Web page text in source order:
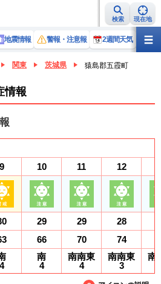
検索 現在地
地震情報 警報・注意報 2週間天気 ラ
関東 茨城県 猿島郡五霞町
情報
9
4
10
29
66
南
4
11
29
70
南南東
4
12
28
74
南南東
3
南